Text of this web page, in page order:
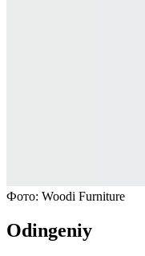
Фото: Woodi Furniture
Odingeniy